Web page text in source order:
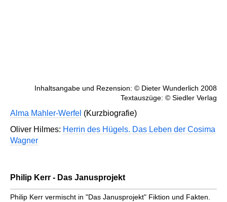
Inhaltsangabe und Rezension: © Dieter Wunderlich 2008
Textauszüge: © Siedler Verlag
Alma Mahler-Werfel (Kurzbiografie)
Oliver Hilmes: Herrin des Hügels. Das Leben der Cosima
Wagner
Philip Kerr - Das Janusprojekt
Philip Kerr vermischt in "Das Janusprojekt" Fiktion und Fakten.